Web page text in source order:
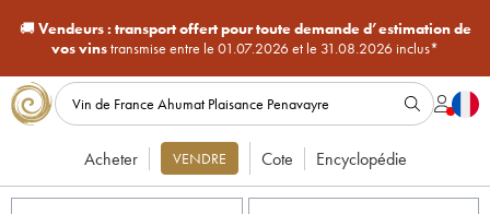
🚚Vendeurs : transport offert pour toute demande d’estimation de
vos vinstransmise entre le 01.07.2026 et le 31.08.2026 inclus*
Acheter VENDRE Cote Encyclopédie